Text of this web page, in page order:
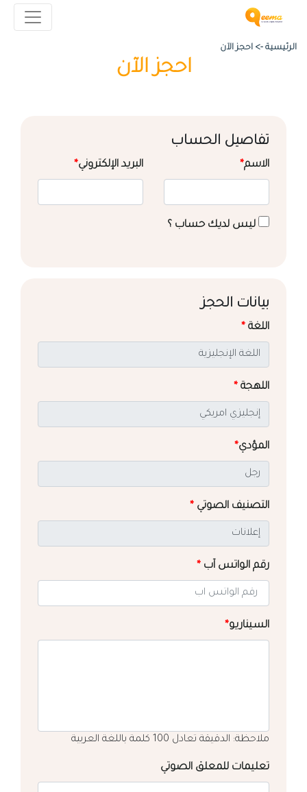
الرئيسية -> احجز الآن
احجز الآن
تفاصيل الحساب
الاسم* البريد الإلكتروني*
ليس لديك حساب ؟
بيانات الحجز
اللغة *
اللهجة *
المؤدي*
التصنيف الصوتي *
رقم الواتس آب *
السيناريو*
ملاحظة: الدقيقة تعادل 100 كلمة باللغة العربية
تعليمات للمعلق الصوتي